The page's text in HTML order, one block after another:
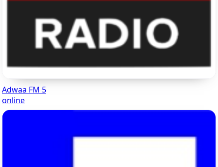
Adwaa FM 5
online